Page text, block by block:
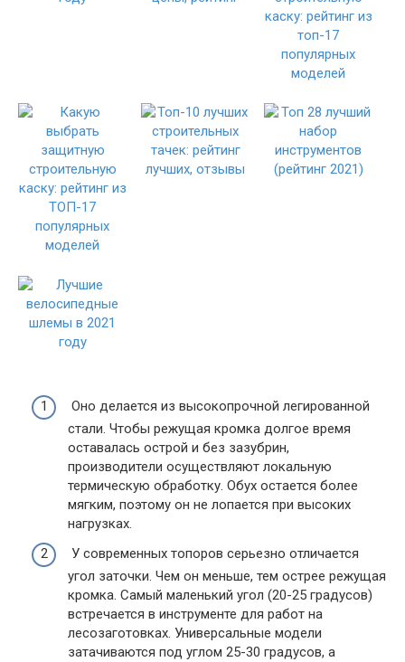
Оно делается из высокопрочной легированной
стали. Чтобы режущая кромка долгое время
оставалась острой и без зазубрин,
производители осуществляют локальную
термическую обработку. Обух остается более
мягким, поэтому он не лопается при высоких
нагрузках.
У современных топоров серьезно отличается
угол заточки. Чем он меньше, тем острее режущая
кромка. Самый маленький угол (20-25 градусов)
встречается в инструменте для работ на
лесозаготовках. Универсальные модели
затачиваются под углом 25-30 градусов, а